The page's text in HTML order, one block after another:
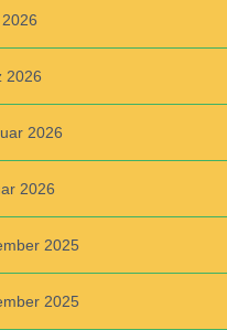
2026
2026
2026
2025
2025